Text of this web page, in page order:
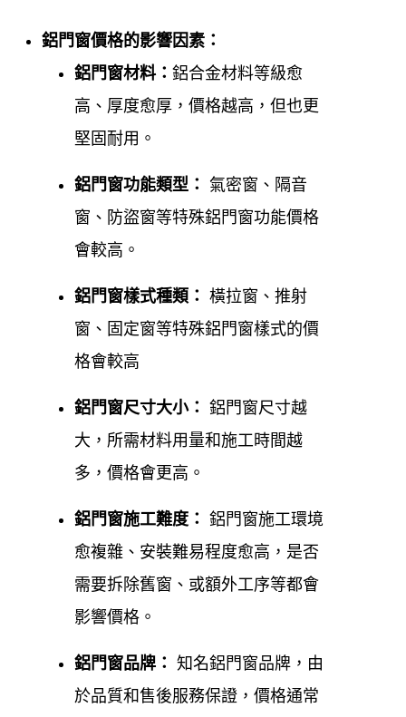
營業時間:
週一至週五 08:00-17:00
週六可預約 08:00-17:00
週日休息
服務區域：涵蓋石碇地區及新北市其他區
石碇鋁門窗安裝、石碇鋁門窗保
養、石碇鋁門窗維修、石碇鋁門窗
石碇鋁門窗安裝維修、更換保養，均有專業的服務人
員到現場評估與業者討論，將多年的專業經驗與熱忱
服務帶給客戶，同時是台灣一線氣密窗、隔音窗品牌
優良的品質，歡迎來電0800-707-808或加入LINE ID，
我們都有專人來為您解答。
鋁門窗價格的影響因素：
鋁門窗材料： 鋁合金材料等級愈
高、厚度愈厚，價格越高，但也更
堅固耐用。
鋁門窗功能類型：
氣密窗、隔音
窗、防盜窗等特殊鋁門窗功能價格
會較高。
鋁門窗樣式種類： 橫拉窗、推射
窗、固定窗等特殊鋁門窗樣式的價
格會較高
鋁門窗尺寸大小： 鋁門窗尺寸越
大，所需材料用量和施工時間越
多，價格會更高。
鋁門窗施工難度： 鋁門窗施工環境
愈複雜、安裝難易程度愈高，是否
需要拆除舊窗、或額外工序等都會
影響價格。
鋁門窗品牌： 知名鋁門窗品牌，由
於品質和售後服務保證，價格通常